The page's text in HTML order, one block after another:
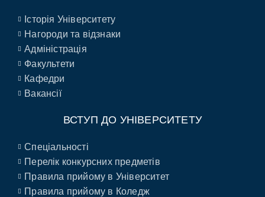
Історія Університету
Нагороди та відзнаки
Адміністрація
Факультети
Кафедри
Вакансії
ВСТУП ДО УНІВЕРСИТЕТУ
Спеціальності
Перелік конкурсних предметів
Правила прийому в Університет
Правила прийому в Коледж